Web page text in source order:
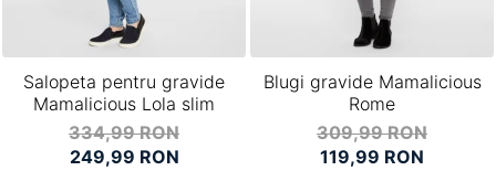
Salopeta pentru gravide
Mamalicious Lola slim
334,99 RON
249,99 RON
Blugi gravide Mamalicious
Rome
309,99 RON
119,99 RON